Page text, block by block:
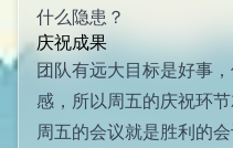
什么隐患？
庆祝成果
团队有远大目标是好事
感，所以周五的庆祝环节
周五的会议就是胜利的